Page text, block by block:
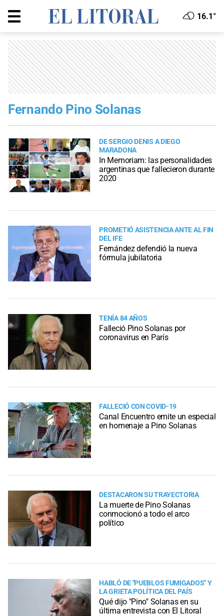
16.1°
Fernando Pino Solanas
DE SERGIO DENIS A DIEGO
MARADONA
In Memoriam: las personalidades
argentinas que fallecieron durante
2020
PROMETIÓ ASISTENCIA ANTE AL FIN
DEL IFE
Fernández defendió la nueva
fórmula jubilatoria
TENÍA 84 AÑOS
Falleció Pino Solanas por
coronavirus en París
FALLECIÓ CON COVID-19
Canal Encuentro emite un especial
en homenaje a Pino Solanas
DESTACARON SU TRAYECTORIA
La muerte de Pino Solanas
conmocionó a todo el arco
político
HABLÓ DE "PUEBLOS FUMIGADOS" Y
LA GRIETA POLÍTICA DEL PAÍS
Qué dijo "Pino" Solanas en su
última entrevista con El Litoral